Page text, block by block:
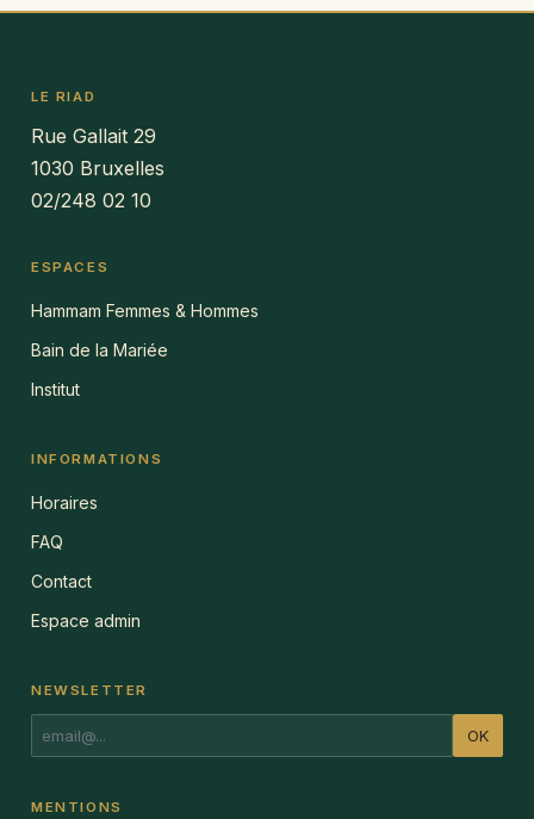
LE RIAD
Rue Gallait 29
1030 Bruxelles
02/248 02 10
ESPACES
Hammam Femmes & Hommes
Bain de la Mariée
Institut
INFORMATIONS
Horaires
FAQ
Contact
Espace admin
NEWSLETTER
OK
MENTIONS